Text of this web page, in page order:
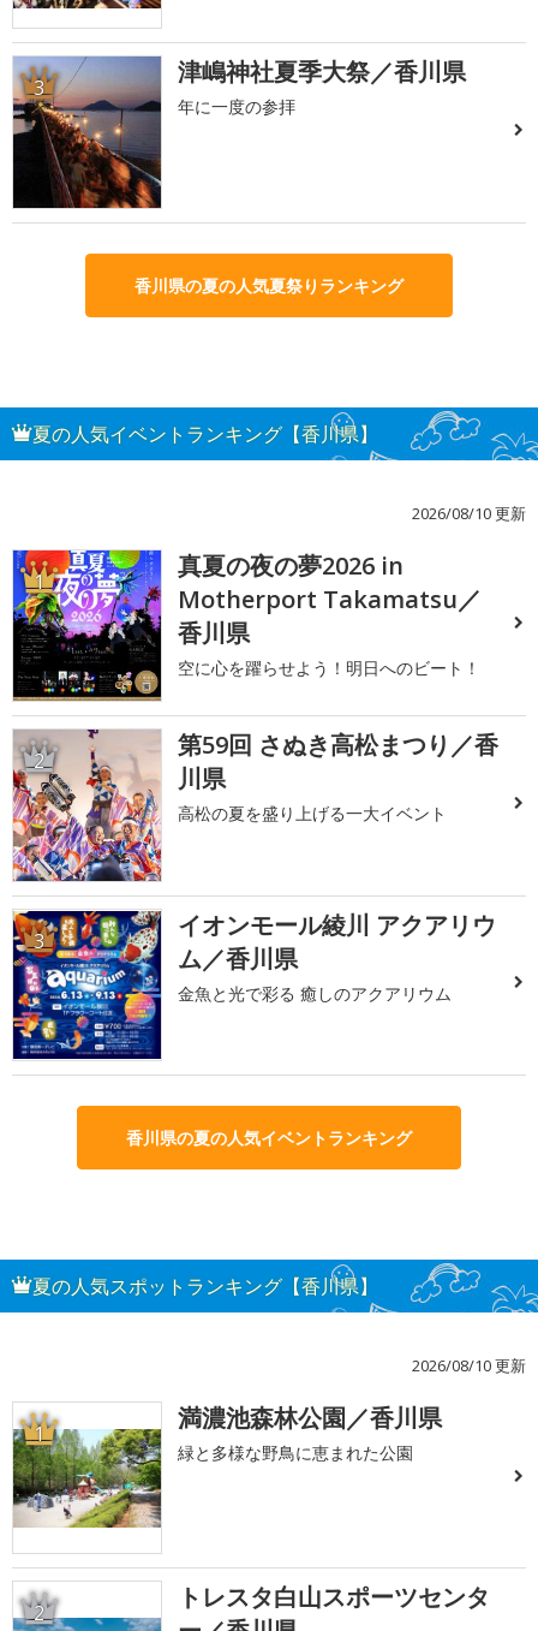
3 津嶋神社夏季大祭／香川県
年に一度の参拝
香川県の夏の人気夏祭りランキング
夏の人気イベントランキング【香川県】
2026/08/10 更新
1
真夏の夜の夢2026 in
Motherport Takamatsu／
香川県
空に心を躍らせよう！明日へのビート！
2
第59回 さぬき高松まつり／香
川県
高松の夏を盛り上げる一大イベント
3
イオンモール綾川 アクアリウ
ム／香川県
金魚と光で彩る 癒しのアクアリウム
香川県の夏の人気イベントランキング
夏の人気スポットランキング【香川県】
2026/08/10 更新
1 満濃池森林公園／香川県
緑と多様な野鳥に恵まれた公園
2
トレスタ白山スポーツセンタ